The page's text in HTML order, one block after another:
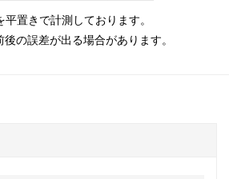
置きで計測しております。
の誤差が出る場合があります。